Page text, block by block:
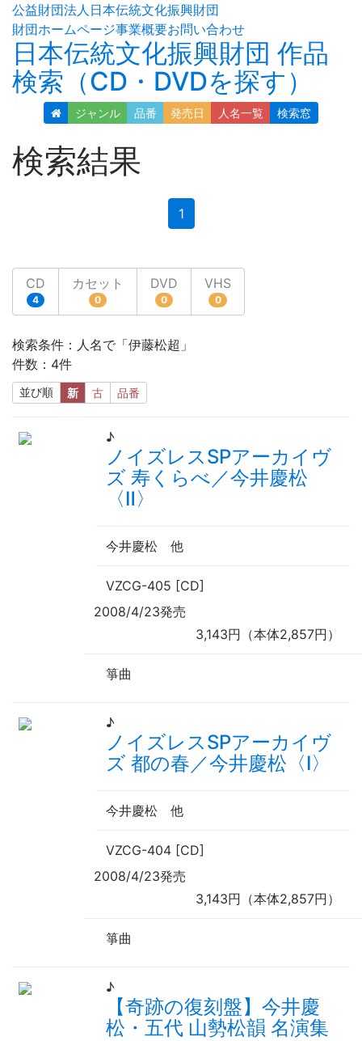
公益財団法人日本伝統文化振興財団
財団ホームページ事業概要お問い合わせ
日本伝統文化振興財団 作品
検索（CD・DVDを探す）
ジャンル 品番 発売日 人名一覧 検索窓
検索結果
1(current)
CD
4
カセット
0
DVD
0
VHS
0
検索条件：人名で「伊藤松超」
件数：4件
並び順 新 古 品番
♪
ノイズレスSPアーカイヴ
ズ 寿くらべ／今井慶松
〈Ⅱ〉
今井慶松 他
VZCG-405 [CD]
2008/4/23発売
3,143円（本体2,857円）
箏曲
♪
ノイズレスSPアーカイヴ
ズ 都の春／今井慶松〈Ⅰ〉
今井慶松 他
VZCG-404 [CD]
2008/4/23発売
3,143円（本体2,857円）
箏曲
♪
【奇跡の復刻盤】今井慶
松・五代 山勢松韻 名演集